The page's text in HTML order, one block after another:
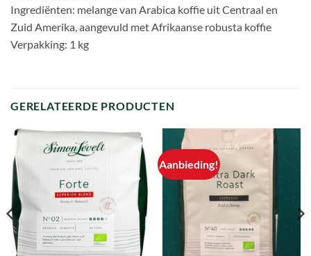
Ingrediënten: melange van Arabica koffie uit Centraal en
Zuid Amerika, aangevuld met Afrikaanse robusta koffie
Verpakking: 1 kg
GERELATEERDE PRODUCTEN
Aanbieding!